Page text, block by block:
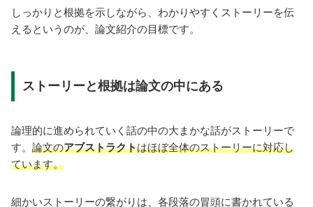
しっかりと根拠を示しながら、わかりやすくストーリーを伝
えるというのが、論文紹介の目標です。
ストーリーと根拠は論文の中にある
論理的に進められていく話の中の大まかな話がストーリーで
す。 論文のアブストラクトはほぼ全体のストーリーに対応し
ています。
細かいストーリーの繋がりは、各段落の冒頭に書かれている